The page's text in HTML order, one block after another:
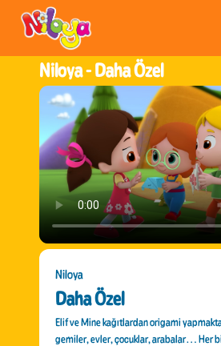
Niloya -Daha Özel
Niloya
Daha Özel
Elif ve Mine kağıtlardan origami
gemiler, evler, çocuklar, arabalar… Her